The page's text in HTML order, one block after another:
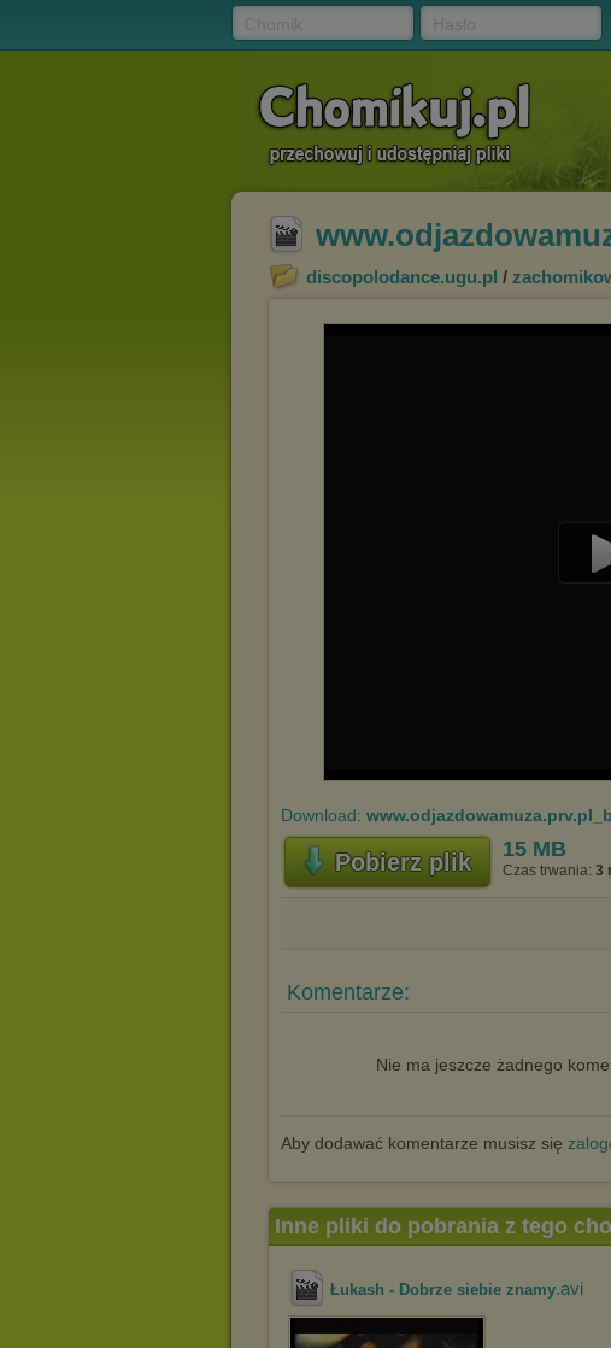
discopolodance.ugu.pl /
Download:
Pobierz plik 15 MB
Czas trwania: 3
Komentarze:
Nie ma jeszcze żadnego
Aby dodawać komentarze musisz się
Inne pliki do pobrania z tego
Łukash - Dobrze siebie znamy.avi